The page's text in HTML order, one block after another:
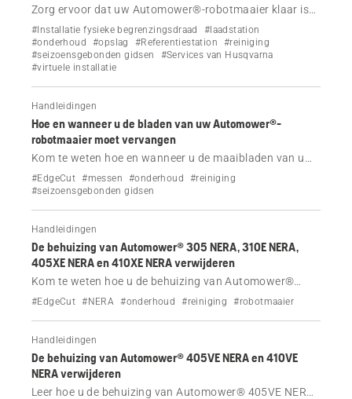
Zorg ervoor dat uw Automower®-robotmaaier klaar is
voor de winter met onze gids over juiste opslag,
onderhoud en dealerservices, om uw maaier tot de lente
te beschermen en in goede conditie te houden.
#Installatie fysieke begrenzingsdraad
#laadstation
#onderhoud
#opslag #Referentiestation
#reiniging
#seizoensgebonden gidsen
#Services van Husqvarna
#virtuele installatie
Handleidingen
Hoe en wanneer u de bladen van uw Automower®-
robotmaaier moet vervangen
Kom te weten hoe en wanneer u de maaibladen van uw
Automower®-robotmaaier met of zonder EdgeCut moet
vervangen.
#EdgeCut #messen #onderhoud
#reiniging
#seizoensgebonden gidsen
Handleidingen
De behuizing van Automower® 305 NERA, 310E NERA,
405XE NERA en 410XE NERA verwijderen
Kom te weten hoe u de behuizing van Automower®
305E NERA, 310E NERA, 405XE NERA en 410XE NERA
#EdgeCut #NERA #onderhoud #reiniging #robotmaaier
Handleidingen
De behuizing van Automower® 405VE NERA en 410VE
NERA verwijderen
Leer hoe u de behuizing van Automower® 405VE NERA